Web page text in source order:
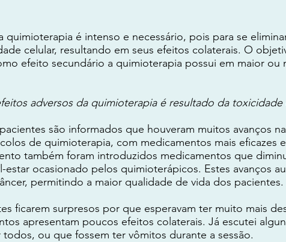
quimioterapia é intenso e necessário, pois para se
celular, resultando em seus efeitos colaterais. O
efeito secundário a quimioterapia possui em maior
adversos da quimioterapia é resultado da toxicidade
são informados que houveram muitos avanços
de quimioterapia, com medicamentos mais eficazes
também foram introduzidos medicamentos que
estar ocasionado pelos quimioterápicos. Estes avanços
permitindo a maior qualidade de vida dos pacientes.
ficarem surpresos por que esperavam ter muito mais
apresentam poucos efeitos colaterais. Já escutei
todos, ou que fossem ter vômitos durante a sessão.